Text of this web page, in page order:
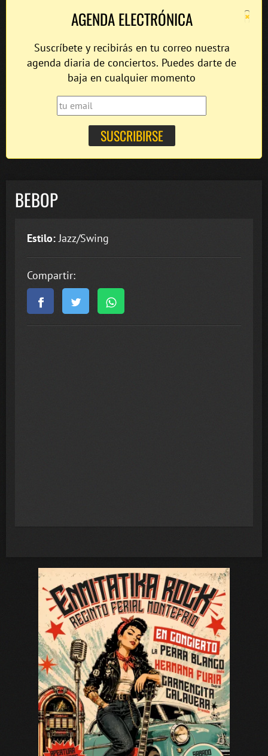
×
AGENDA ELECTRÓNICA
Suscríbete y recibirás en tu correo nuestra
agenda diaria de conciertos. Puedes darte de
baja en cualquier momento
BEBOP
Estilo: Jazz/Swing
Compartir: